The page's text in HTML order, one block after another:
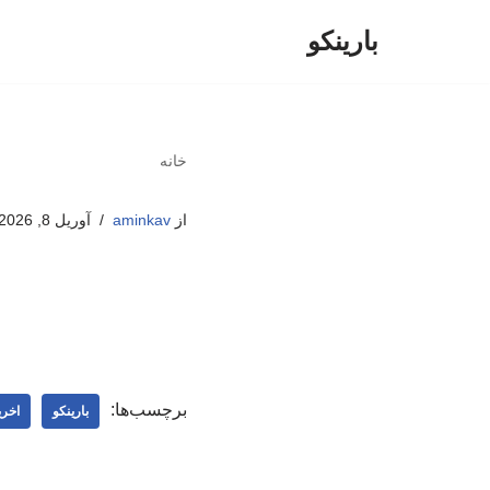
بارینکو
خانه
ازaminkav آوریل 8, 2026
برچسب‌ها: بارینکو